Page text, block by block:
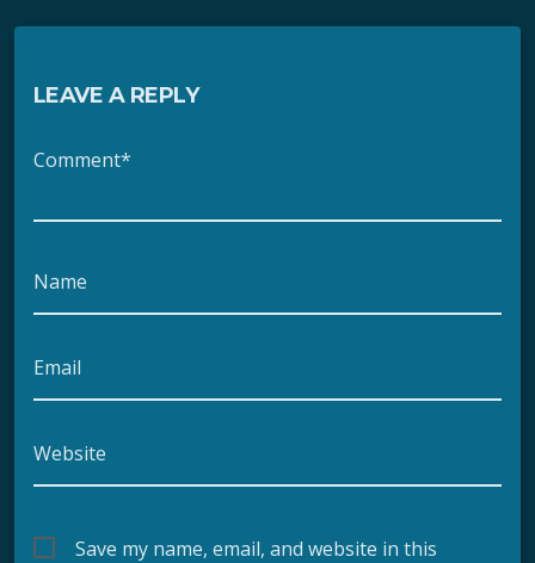
LEAVE A REPLY
Comment*
Name
Email
Website
Save my name, email, and website in this